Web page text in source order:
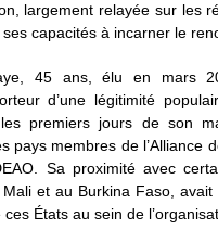
largement relayée sur les
capacités à incarner le
45 ans, élu en mars
d’une légitimité
premiers jours de son
pays membres de l’Alliance
Sa proximité avec
et au Burkina Faso, avait
États au sein de